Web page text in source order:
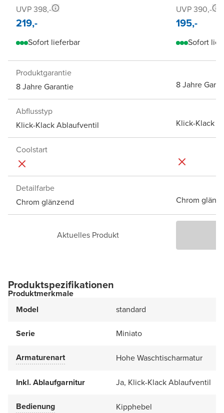
UVP 398,-
219,-
Sofort lieferbar
UVP 390,-
195,-
Sofort
Produktgarantie
8 Jahre Garantie
8 Jahre
Abflusstyp
Klick-Klack Ablaufventil
Klick-Klack
Coolstart
Detailfarbe
Chrom glänzend
Chrom
Aktuelles Produkt
Produktspezifikationen
Produktmerkmale
Model
standard
Serie Miniato
Armaturenart Hohe Waschtischarmatur
Inkl. Ablaufgarnitur Ja, Klick-Klack Ablaufventil
Bedienung Kipphebel